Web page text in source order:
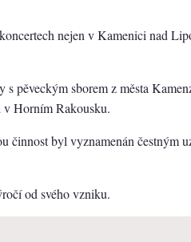
nejen v Kamenici nad
s pěveckým sborem z města
v Horním Rakousku.
činnost byl vyznamenán čestným
od svého vzniku.